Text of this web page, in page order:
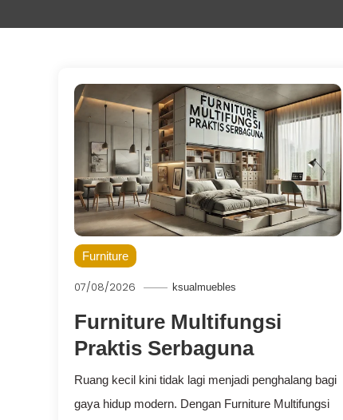
Furniture
07/08/2026 ksualmuebles
Furniture Multifungsi
Praktis Serbaguna
Ruang kecil kini tidak lagi menjadi penghalang bagi
gaya hidup modern. Dengan Furniture Multifungsi